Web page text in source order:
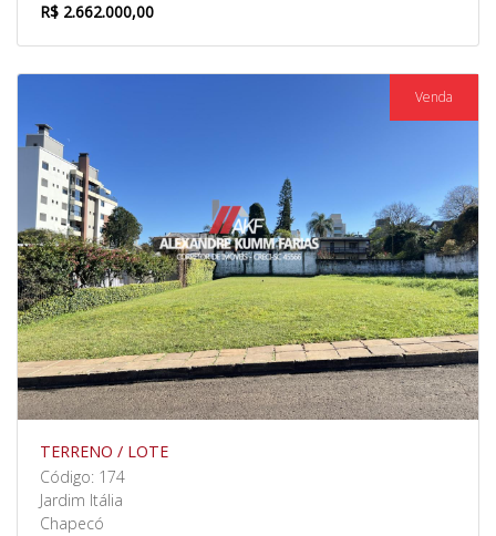
R$ 2.662.000,00
Venda
TERRENO / LOTE
Código: 174
Jardim Itália
Chapecó